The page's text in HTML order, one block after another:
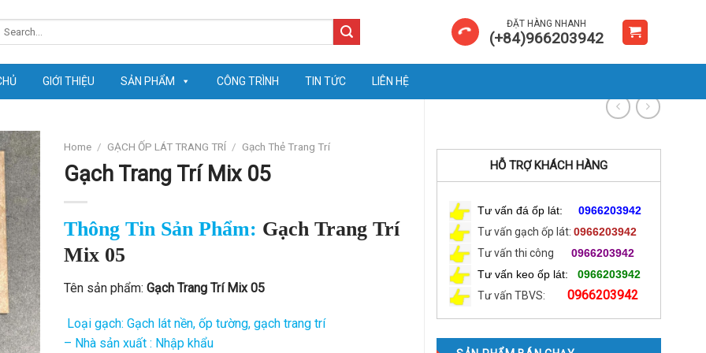
ĐẶT HÀNG NHANH
(+84)966203942
GIỚI THIỆU SẢN PHẨM CÔNG TRÌNH TIN TỨC LIÊN HỆ
HỖ TRỢ KHÁCH HÀNG
Tư vấn đá ốp lát: 0966203942
Tư vấn gạch ốp lát: 0966203942
Tư vấn thi công
0966203942
Tư vấn keo ốp lát:
0966203942
Tư vấn TBVS:
0966203942
Home / GẠCH ỐP LÁT TRANG TRÍ / Gạch Thẻ Trang Trí
Gạch Trang Trí Mix 05
Thông Tin Sản Phẩm: Gạch Trang Trí
Mix 05
Tên sản phẩm: Gạch Trang Trí Mix 05
Loại gạch: Gạch lát nền, ốp tường, gạch trang trí
– Nhà sản xuất : Nhập khẩu